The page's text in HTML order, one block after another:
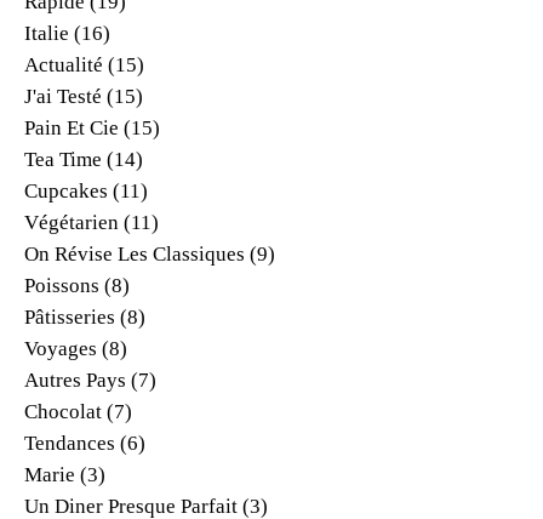
Italie (16)
Actualité (15)
J'ai Testé (15)
Pain Et Cie (15)
Tea Time (14)
Cupcakes (11)
Végétarien (11)
On Révise Les Classiques (9)
Poissons (8)
Pâtisseries (8)
Voyages (8)
Autres Pays (7)
Chocolat (7)
Tendances (6)
Marie (3)
Un Diner Presque Parfait (3)